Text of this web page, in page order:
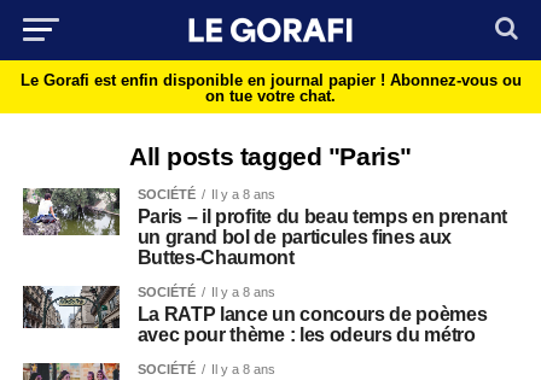
Le Gorafi est enfin disponible en journal papier ! Abonnez-vous ou
on tue votre chat.
All posts tagged "Paris"
SOCIÉTÉ Il y a 8 ans
Paris – il profite du beau temps en prenant
un grand bol de particules fines aux
Buttes-Chaumont
SOCIÉTÉ Il y a 8 ans
La RATP lance un concours de poèmes
avec pour thème : les odeurs du métro
SOCIÉTÉ Il y a 8 ans